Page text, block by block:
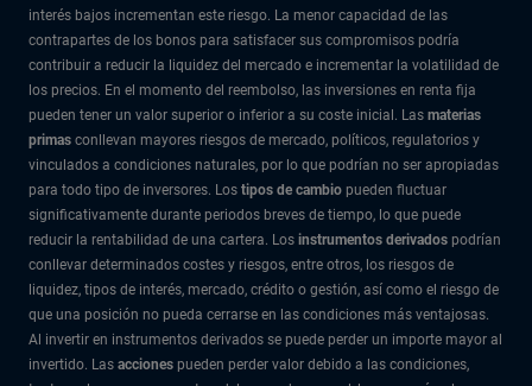
interés bajos incrementan este riesgo. La menor capacidad de las
contrapartes de los bonos para satisfacer sus compromisos podría
contribuir a reducir la liquidez del mercado e incrementar la volatilidad de
los precios. En el momento del reembolso, las inversiones en renta fija
pueden tener un valor superior o inferior a su coste inicial. Las materias
primas conllevan mayores riesgos de mercado, políticos, regulatorios y
vinculados a condiciones naturales, por lo que podrían no ser apropiadas
para todo tipo de inversores. Los tipos de cambio pueden fluctuar
significativamente durante periodos breves de tiempo, lo que puede
reducir la rentabilidad de una cartera. Los instrumentos derivados podrían
conllevar determinados costes y riesgos, entre otros, los riesgos de
liquidez, tipos de interés, mercado, crédito o gestión, así como el riesgo de
que una posición no pueda cerrarse en las condiciones más ventajosas.
Al invertir en instrumentos derivados se puede perder un importe mayor al
invertido. Las acciones pueden perder valor debido a las condiciones,